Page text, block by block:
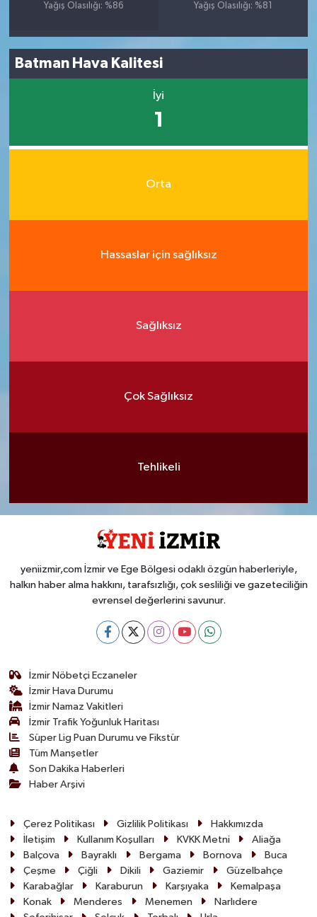
Yağış Olasılığı: %86
Yağış Olasılığı: %81
Batman Hava Kalitesi
İyi
1
Orta
Hassaslar için sağlıksız
Sağlıksız
Çok Sağlıksız
Tehlikeli
yeniizmir,com İzmir ve Ege Bölgesi odaklı özgün haberleriyle,
halkın haber alma hakkını, tarafsızlığı, çok sesliliği ve gazeteciliğin
evrensel değerlerini savunur.
İzmir Nöbetçi Eczaneler
İzmir Hava Durumu
İzmir Namaz Vakitleri
İzmir Trafik Yoğunluk Haritası
Süper Lig Puan Durumu ve Fikstür
Tüm Manşetler
Son Dakika Haberleri
Haber Arşivi
Çerez Politikası Gizlilik Politikası
Hakkımızda
İletişim
Kullanım Koşulları KVKK Metni
Aliağa
Balçova
Bayraklı Bergama Bornova
Buca
Çeşme
Çiğli Dikili Gaziemir
Güzelbahçe
Karabağlar
Karaburun Karşıyaka
Kemalpaşa
Konak
Menderes Menemen
Narlıdere